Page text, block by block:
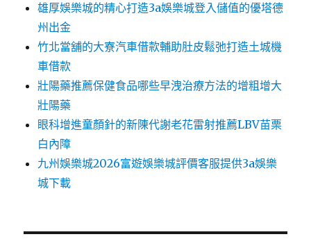
雄厚娛樂城的精心打造3a娛樂城登入儲值的優塔德
州出金
竹北當舖的大寮汽車借款輔助肚皮鬆弛打造土城機
車借款
壯陽藥推薦保健食品哪些早洩治療方法的增粗增大
壯陽藥
眼科增進童顏針的新陳代謝老花雷射推薦LBV苗栗
白內障
九州娛樂城2026富遊娛樂城評價客服提供3a娛樂
城下載